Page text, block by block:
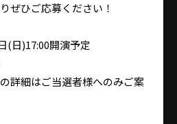
ぜひご応募ください！
(日)17:00開演予定
詳細はご当選者様へのみご案